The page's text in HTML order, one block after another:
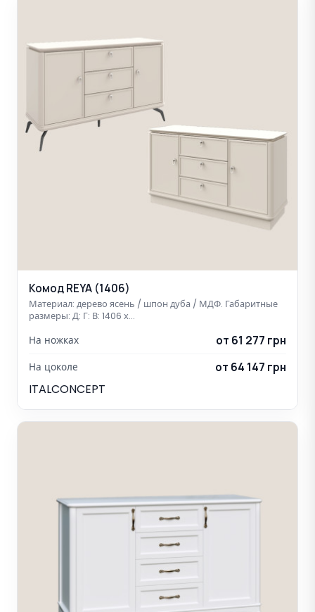
Комод REYA (1406)
Материал: дерево ясень / шпон дуба / МДФ. Габаритные
размеры: Д: Г: В: 1406 х…
На ножках от 61 277 грн
На цоколе от 64 147 грн
ITALCONCEPT